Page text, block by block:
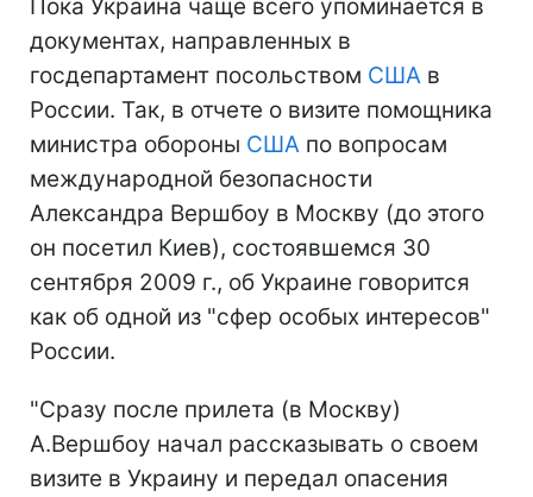
Пока Украина чаще всего упоминается в
документах, направленных в
госдепартамент посольством США в
России. Так, в отчете о визите помощника
министра обороны США по вопросам
международной безопасности
Александра Вершбоу в Москву (до этого
он посетил Киев), состоявшемся 30
сентября 2009 г., об Украине говорится
как об одной из "сфер особых интересов"
России.
"Сразу после прилета (в Москву)
А.Вершбоу начал рассказывать о своем
визите в Украину и передал опасения